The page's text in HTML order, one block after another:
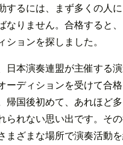
するには、まず多くの人
なりません。合格すると
ョンを探しました。
日本演奏連盟が主催する
ーディションを受けて合
帰国後初めて、あれほど
られない思い出です。そ
まざまな場所で演奏活動を